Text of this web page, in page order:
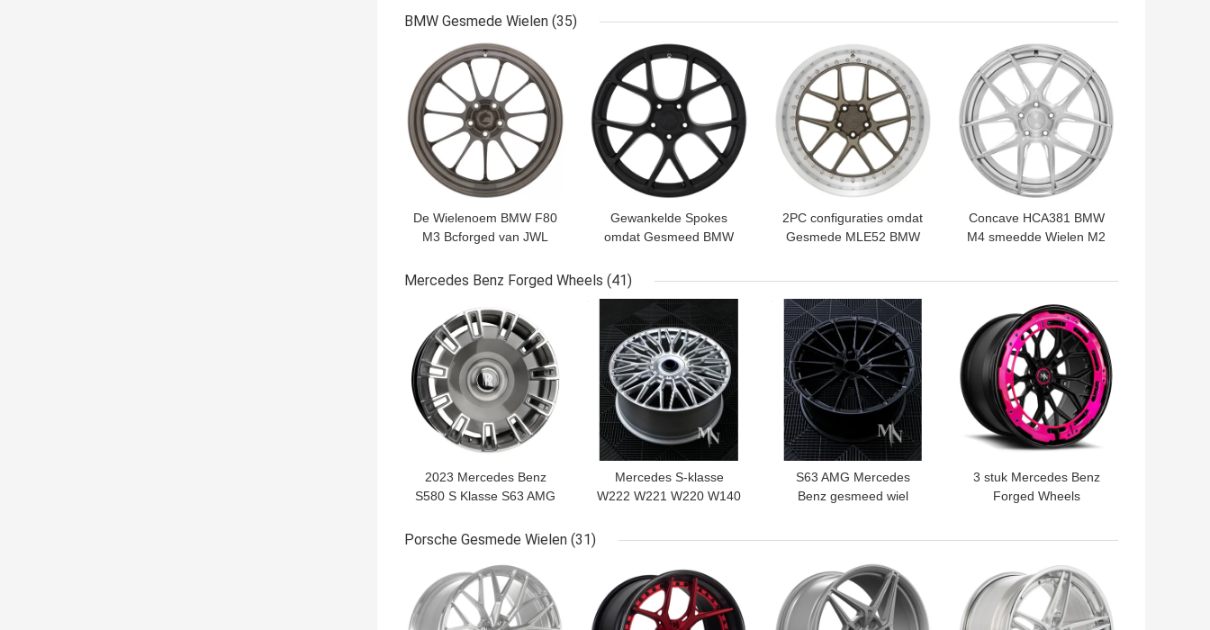
BMW Gesmede Wielen (35)
De Wielenoem BMW F80
M3 Bcforged van JWL
Wielen
BESTE PRIJS
Gewankelde Spokes
omdat Gesmeed BMW
26 van RS41 rijdt
BESTE PRIJS
2PC configuraties omdat
Gesmede MLE52 BMW
BESTE PRIJS
Concave HCA381 BMW
M4 smeedde Wielen M2
BESTE PRIJS
Mercedes Benz Forged Wheels (41)
2023 Mercedes Benz
S580 S Klasse S63 AMG
BESTE PRIJS
Mercedes S-klasse
W222 W221 W220 W140
BESTE PRIJS
S63 AMG Mercedes
Benz gesmeed wiel
BESTE PRIJS
3 stuk Mercedes Benz
Forged Wheels
BESTE PRIJS
Porsche Gesmede Wielen (31)
BESTE PRIJS BESTE PRIJS BESTE PRIJS